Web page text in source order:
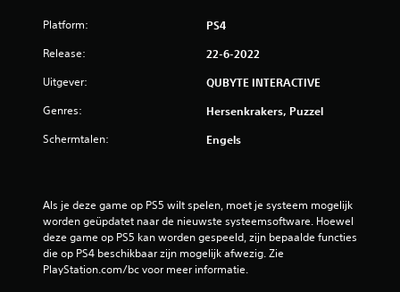
Platform: PS4
Release: 22-6-2022
Uitgever: QUBYTE INTERACTIVE
Genres: Hersenkrakers, Puzzel
Schermtalen: Engels
Als je deze game op PS5 wilt spelen, moet je systeem mogelijk
worden geüpdatet naar de nieuwste systeemsoftware. Hoewel
deze game op PS5 kan worden gespeeld, zijn bepaalde functies
die op PS4 beschikbaar zijn mogelijk afwezig. Zie
PlayStation.com/bc voor meer informatie.